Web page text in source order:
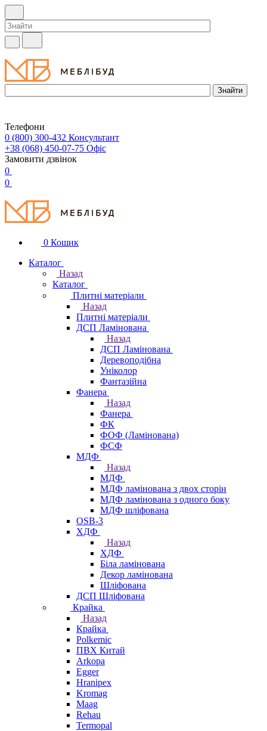
Телефони
0 (800) 300-432 Консультант
+38 (068) 450-07-75 Офіс
Замовити дзвінок
0
0
0 Кошик
Каталог
Назад
Каталог
Плитні матеріали
Назад
Плитні матеріали
ДСП Ламінована
Назад
ДСП Ламінована
Деревоподібна
Уніколор
Фантазійна
Фанера
Назад
Фанера
ФК
ФОФ (Ламінована)
ФСФ
МДФ
Назад
МДФ
МДФ ламінована з двох сторін
МДФ ламінована з одного боку
МДФ шліфована
OSB-3
ХДФ
Назад
ХДФ
Біла ламінована
Декор ламінована
Шліфована
ДСП Шліфована
Крайка
Назад
Крайка
Polkemic
ПВХ Китай
Arkopa
Egger
Hranipex
Kromag
Maag
Rehau
Termopal